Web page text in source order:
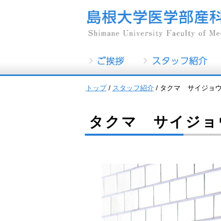
トップ/ スタッフ紹介 / タクマ サイジョ
タクマ サイジョ